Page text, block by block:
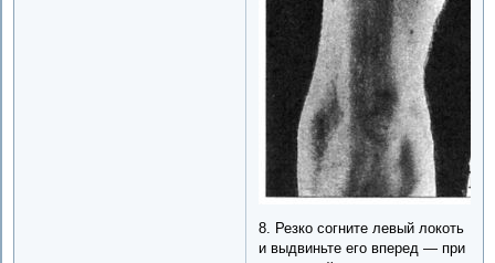
8. Резко согните левый локоть
и выдвиньте его вперед — при